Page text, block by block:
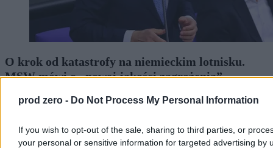
prod zero - Do Not Process My Personal Information
If you wish to opt-out of the sale, sharing to third parties, or
your personal or sensitive information for targeted advertising by
O krok od katastrofy na niemieckim lotnisku.
MSW mówi o „nowej jakości zagrożenia”
Szef niemieckiego MSW Alexander Dobrindt ostrzega przed
zagranicznych służb.